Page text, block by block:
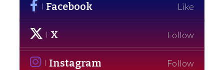
Facebook Like
X Follow
Instagram Follow